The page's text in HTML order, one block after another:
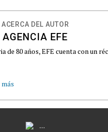
ACERCA DEL AUTOR
AGENCIA EFE
de 80 años, EFE cuenta con un
...